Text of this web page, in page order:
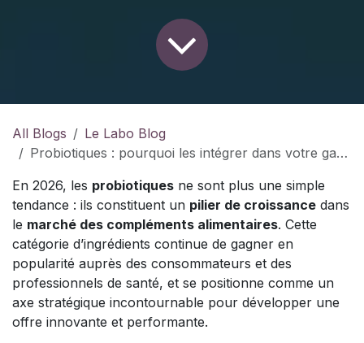
All Blogs
Le Labo Blog
Probiotiques : pourquoi les intégrer dans votre gamme de compléments alimentaires en 2026
En 2026, les probiotiques ne sont plus une simple
tendance : ils constituent un pilier de croissance dans
le marché des compléments alimentaires. Cette
catégorie d’ingrédients continue de gagner en
popularité auprès des consommateurs et des
professionnels de santé, et se positionne comme un
axe stratégique incontournable pour développer une
offre innovante et performante.